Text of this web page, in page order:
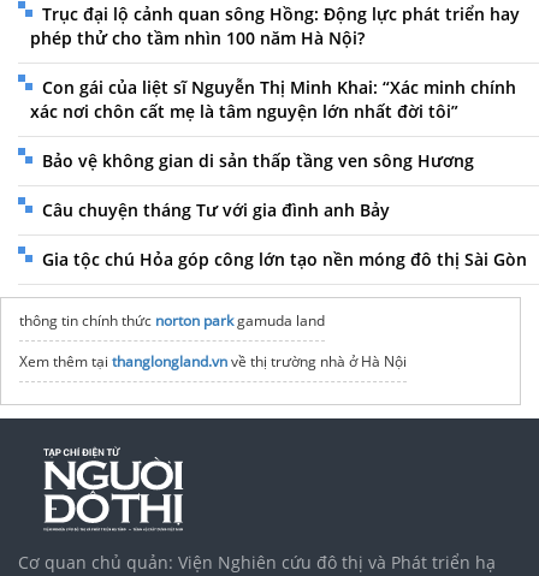
Trục đại lộ cảnh quan sông Hồng: Động lực phát triển hay
phép thử cho tầm nhìn 100 năm Hà Nội?
Con gái của liệt sĩ Nguyễn Thị Minh Khai: “Xác minh chính
xác nơi chôn cất mẹ là tâm nguyện lớn nhất đời tôi”
Bảo vệ không gian di sản thấp tầng ven sông Hương
Câu chuyện tháng Tư với gia đình anh Bảy
Gia tộc chú Hỏa góp công lớn tạo nền móng đô thị Sài Gòn
thông tin chính thức norton parkgamuda land
Xem thêm tại thanglongland.vnvề thị trường nhà ở Hà Nội
Cơ quan chủ quản: Viện Nghiên cứu đô thị và Phát triển hạ